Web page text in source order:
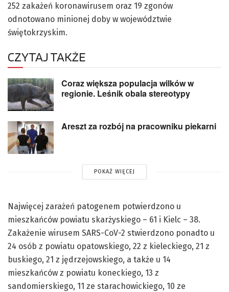
252 zakażeń koronawirusem oraz 19 zgonów
odnotowano minionej doby w województwie
świętokrzyskim.
CZYTAJ TAKŻE
Coraz większa populacja wilków w
regionie. Leśnik obala stereotypy
Areszt za rozbój na pracowniku piekarni
POKAŻ WIĘCEJ
Najwięcej zarażeń patogenem potwierdzono u
mieszkańców powiatu skarżyskiego – 61 i Kielc – 38.
Zakażenie wirusem SARS-CoV-2 stwierdzono ponadto u
24 osób z powiatu opatowskiego, 22 z kieleckiego, 21 z
buskiego, 21 z jędrzejowskiego, a także u 14
mieszkańców z powiatu koneckiego, 13 z
sandomierskiego, 11 ze starachowickiego, 10 ze